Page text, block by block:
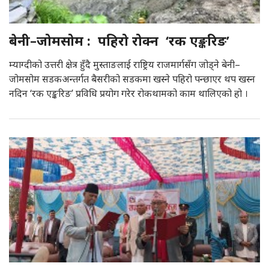
बेनी–जोमसोम : पहिरो रोक्न ‘रक एङ्करिङ’
म्याग्दीको उत्तरी क्षेत्र हुँदै मुस्ताङलाई राष्ट्रिय राजमार्गसँग जोड्ने बेनी–
जोमसोम सडकअन्तर्गत बैसरीको सडकमा खस्ने पहिरो पन्छाएर थप खस्न
नदिन ‘रक एङ्करिङ’ प्रविधि प्रयोग गरेर रोकथामको काम थालिएको हो ।